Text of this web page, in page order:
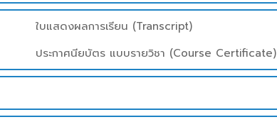
ใบแสดงผลการเรียน (Transcript)
ประกาศนียบัตร แบบรายวิชา (Course Certificate)